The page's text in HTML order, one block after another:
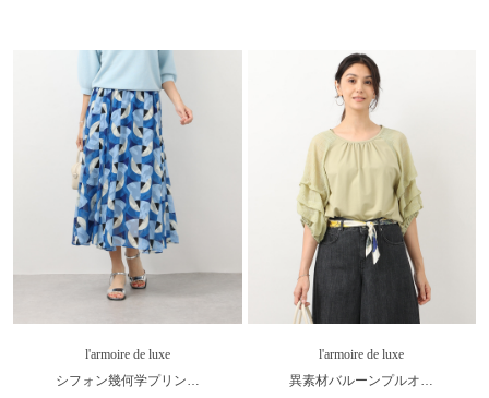
l'armoire de luxe
シフォン幾何学プリン…
l'armoire de luxe
異素材バルーンプルオ…